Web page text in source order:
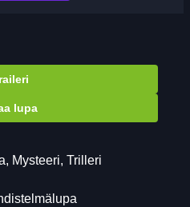
lupa
Mysteeri, Trilleri